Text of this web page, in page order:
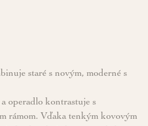
staré s novým, moderné s
operadlo kontrastuje s
rámom. Vďaka tenkým kovovým